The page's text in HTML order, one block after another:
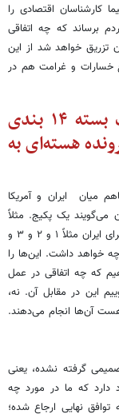
کارشناسان اقتصادی را
برساند که چه اتفاقی
تزریق خواهد شد از این
خسارات و غرامت هم در
تفاهم ایران و آمریکا در قالب یک بسته ۱۴ بندی
هسته‌ای به
میان ایران و آمریکا
آن می‌گویند یک پکیج. مثلاً
یک بسته است. این ۱۴ تا همه باید با هم نگاه بشود. برای ایران مثلاً ۱ و ۲ و ۳ و
برای آن‌ها هم ۱ و ۲ و ۳ مثلاً هرچه خواهد داشت. این‌ها را
که چه اتفاقی در عمل
این در مقابل آن. نه،
آن‌ها انجام می‌دهند.
گرفته نشده، یعنی
دارد که ما در مورد چه
نهایی ارجاع شده؛